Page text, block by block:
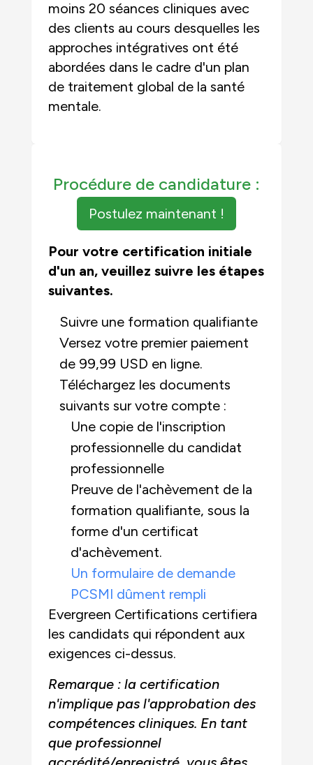
moins 20 séances cliniques avec
des clients au cours desquelles les
approches intégratives ont été
abordées dans le cadre d'un plan
de traitement global de la santé
mentale.
Procédure de candidature :
Postulez maintenant !
Pour votre certification initiale
d'un an, veuillez suivre les étapes
suivantes.
Suivre une formation qualifiante
Versez votre premier paiement
de 99,99 USD en ligne.
Téléchargez les documents
suivants sur votre compte :
Une copie de l'inscription
professionnelle du candidat
professionnelle
Preuve de l'achèvement de la
formation qualifiante, sous la
forme d'un certificat
d'achèvement.
Un formulaire de demande
PCSMI dûment rempli
Evergreen Certifications certifiera
les candidats qui répondent aux
exigences ci-dessus.
Remarque : la certification
n'implique pas l'approbation des
compétences cliniques. En tant
que professionnel